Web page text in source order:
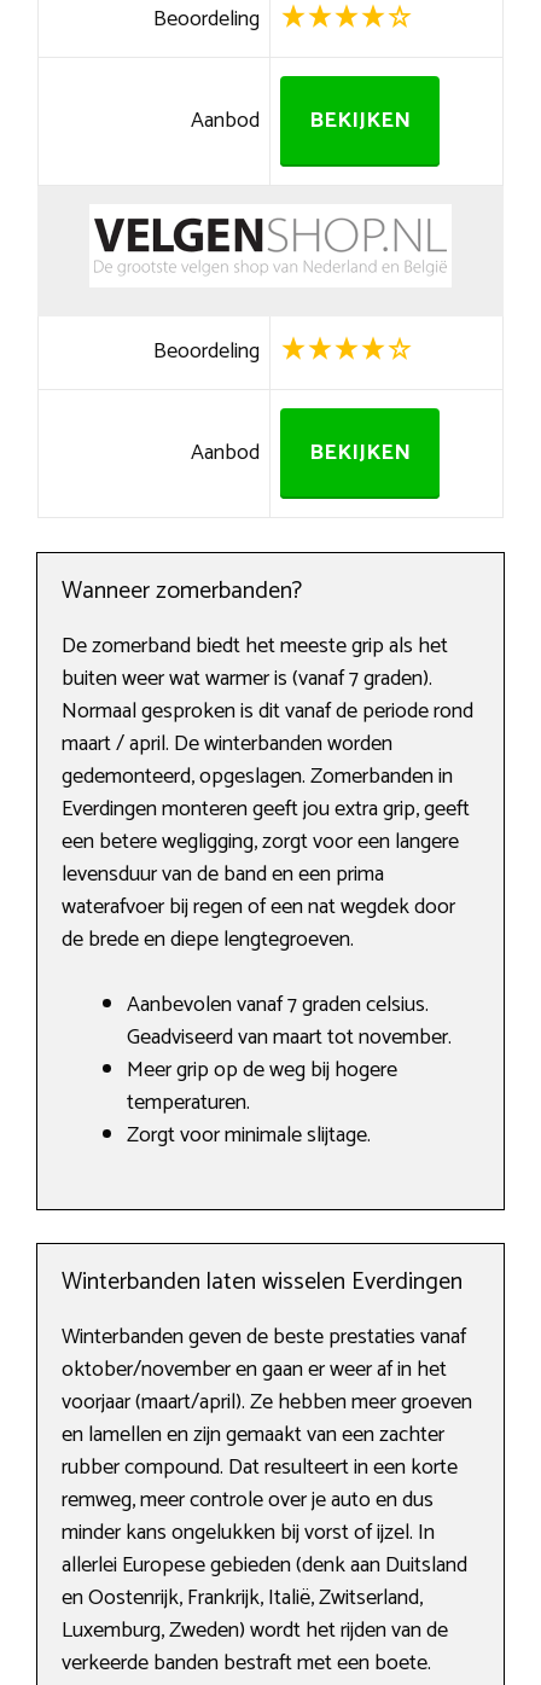
Beoordeling
Aanbod BEKIJKEN
Beoordeling
Aanbod BEKIJKEN
Wanneer zomerbanden?
De zomerband biedt het meeste grip als het
buiten weer wat warmer is (vanaf 7 graden).
Normaal gesproken is dit vanaf de periode rond
maart / april. De winterbanden worden
gedemonteerd, opgeslagen. Zomerbanden in
Everdingen monteren geeft jou extra grip, geeft
een betere wegligging, zorgt voor een langere
levensduur van de band en een prima
waterafvoer bij regen of een nat wegdek door
de brede en diepe lengtegroeven.
Aanbevolen vanaf 7 graden celsius.
Geadviseerd van maart tot november.
Meer grip op de weg bij hogere
temperaturen.
Zorgt voor minimale slijtage.
Winterbanden laten wisselen Everdingen
Winterbanden geven de beste prestaties vanaf
oktober/november en gaan er weer af in het
voorjaar (maart/april). Ze hebben meer groeven
en lamellen en zijn gemaakt van een zachter
rubber compound. Dat resulteert in een korte
remweg, meer controle over je auto en dus
minder kans ongelukken bij vorst of ijzel. In
allerlei Europese gebieden (denk aan Duitsland
en Oostenrijk, Frankrijk, Italië, Zwitserland,
Luxemburg, Zweden) wordt het rijden van de
verkeerde banden bestraft met een boete.